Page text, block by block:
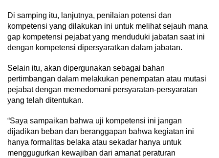
Di samping itu, lanjutnya, penilaian potensi dan
kompetensi yang dilakukan ini untuk melihat sejauh mana
gap kompetensi pejabat yang menduduki jabatan saat ini
dengan kompetensi dipersyaratkan dalam jabatan.
Selain itu, akan dipergunakan sebagai bahan
pertimbangan dalam melakukan penempatan atau mutasi
pejabat dengan memedomani persyaratan-persyaratan
yang telah ditentukan.
“Saya sampaikan bahwa uji kompetensi ini jangan
dijadikan beban dan beranggapan bahwa kegiatan ini
hanya formalitas belaka atau sekadar hanya untuk
menggugurkan kewajiban dari amanat peraturan